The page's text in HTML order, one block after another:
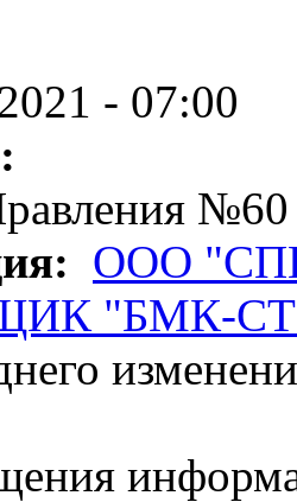
- 07:00
№60
ООО
"БМК-